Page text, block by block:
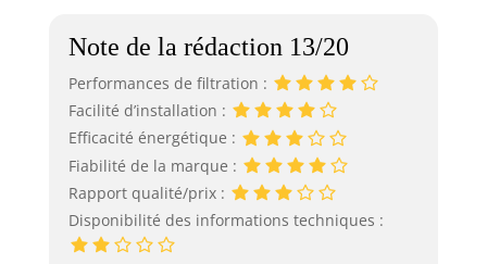
Note de la rédaction 13/20
Performances de filtration :
Facilité d’installation :
Efficacité énergétique :
Fiabilité de la marque :
Rapport qualité/prix :
Disponibilité des informations techniques :